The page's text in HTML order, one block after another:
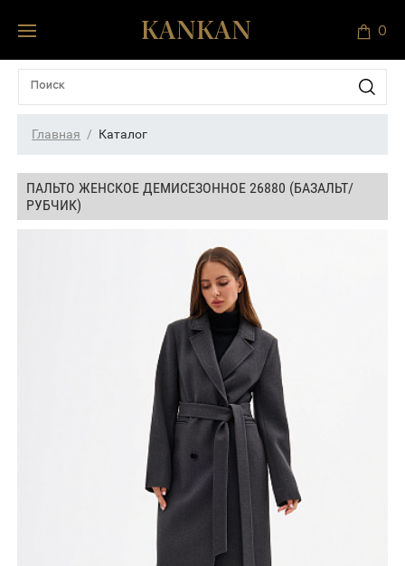
0
Главная Каталог
ПАЛЬТО ЖЕНСКОЕ ДЕМИСЕЗОННОЕ 26880 (БАЗАЛЬТ/
РУБЧИК)